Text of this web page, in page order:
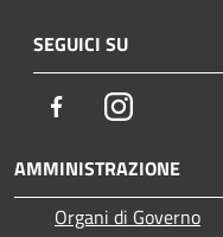
SEGUICI SU
FacebookInstagram
AMMINISTRAZIONE
Organi di Governo